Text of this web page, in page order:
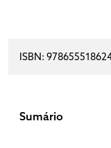
ISBN:
Sumário